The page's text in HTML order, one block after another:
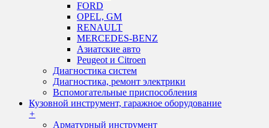
FORD
OPEL, GM
RENAULT
MERCEDES-BENZ
Азиатские авто
Peugeot и Citroen
Диагностика систем
Диагностика, ремонт электрики
Вспомогательные приспособления
Кузовной инструмент, гаражное оборудование
+
Арматурный инструмент